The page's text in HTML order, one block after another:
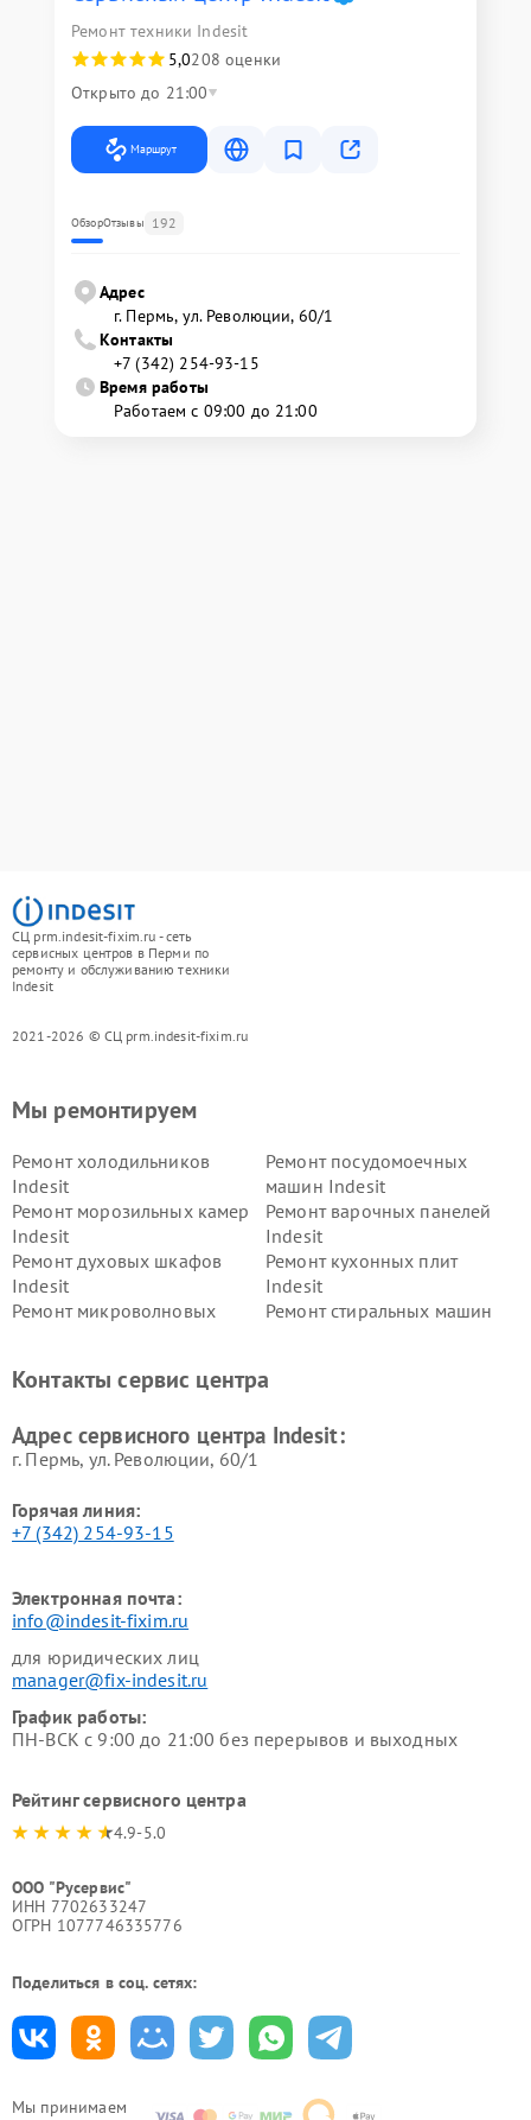
Ремонт техники Indesit
5,0208 оценки
Открыто до 21:00
Маршрут
ОбзорОтзывы 192
Адрес
г. Пермь, ул. ​Революции, 60/1
Контакты
+7 (342) 254-93-15
Время работы
Работаем с 09:00 до 21:00
СЦ prm.indesit-fixim.ru - сеть
сервисных центров в Перми по
ремонту и обслуживанию техники
Indesit
2021-2026 © СЦ prm.indesit-fixim.ru
Мы принимаем
Мы ремонтируем
Ремонт холодильников
Indesit
Ремонт посудомоечных
машин Indesit
Ремонт морозильных камер
Indesit
Ремонт варочных панелей
Indesit
Ремонт духовых шкафов
Indesit
Ремонт кухонных плит
Indesit
Ремонт микроволновых
Ремонт стиральных машин
Indesit
Indesit
Контакты сервис центра
Адрес сервисного центра Indesit:
г. Пермь, ул. ​Революции, 60/1
Горячая линия:
+7 (342) 254-93-15
Электронная почта:
info@indesit-fixim.ru
для юридических лиц
manager@fix-indesit.ru
График работы:
ПН-ВСК с 9:00 до 21:00 без перерывов и выходных
Рейтинг сервисного центра
4.9-5.0
ООО "Русервис"
ИНН 7702633247
ОГРН 1077746335776
Поделиться в соц. сетях: